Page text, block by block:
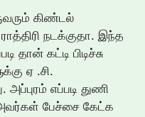
கிண்டல்
நடக்குதா. இந்த
தான் கட்டி பிடிச்சு
ஏ .சி.
எப்படி துணி
பேச்சை கேட்க